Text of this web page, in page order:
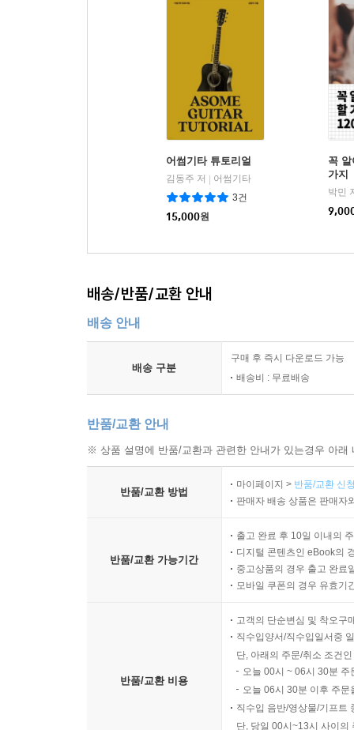
어썸기타 튜토리얼
김동주 저 | 어썸기타
3건
15,000원
꼭
가지
박민
배송/반품/교환 안내
배송 안내
배송 구분
구매 후 즉시 다운로드 가능
배송비 : 무료배송
반품/교환 안내
※ 상품 설명에 반품/교환과 관련한 안내가 있는경우 아
반품/교환 방법
마이페이지 > 반품/교환 신
판매자 배송 상품은 판매자
반품/교환 가능기간
출고 완료 후 10일 이내의
디지털 콘텐츠인 eBook의
중고상품의 경우 출고 완료
모바일 쿠폰의 경우 유효기
반품/교환 비용
고객의 단순변심 및 착오구
직수입양서/직수입일서중
단, 아래의 주문/취소 조건
오늘 00시 ~ 06시 30분
오늘 06시 30분 이후 주
직수입 음반/영상물/기프트
단, 당일 00시~13시 사이의